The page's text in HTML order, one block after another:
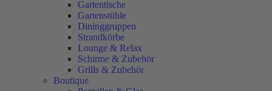
Gartentische
Gartenstühle
Dininggruppen
Strandkörbe
Lounge & Relax
Schirme & Zubehör
Grills & Zubehör
Boutique